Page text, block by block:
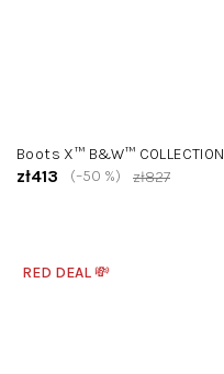
Boots X™ B&W™ COLLECTION
zł413 zł827
(–50 %)
RED DEAL 💸